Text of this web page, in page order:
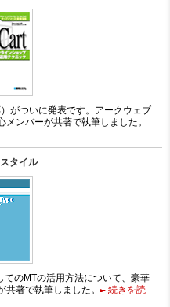
がついに発表です。アークウェブ
ンバーが共著で執筆しました。
タイル
てのMTの活用方法について、豪華
著で執筆しました。
続きを読